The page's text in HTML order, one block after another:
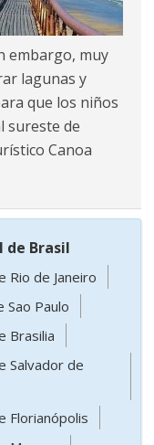
embargo, muy
lagunas y
que los niños
sureste de
Canoa
Brasil
Rio de Janeiro
Sao Paulo
Brasilia
Salvador de
Florianópolis